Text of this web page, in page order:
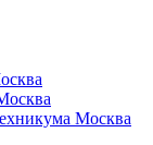
Москва